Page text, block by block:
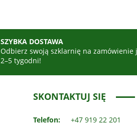
SZYBKA DOSTAWA
Odbierz swoją szklarnię na zamówienie
2–5 tygodni!
SKONTAKTUJ SIĘ
Telefon: +47 919 22 201